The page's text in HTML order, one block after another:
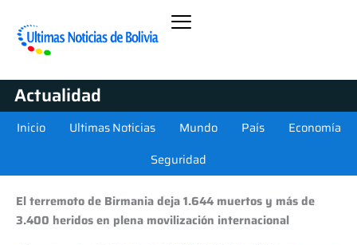
Actualidad
Inicio Ultimas Noticias Mundo País
Economía
Seguridad
El terremoto de Birmania deja 1.644 muertos y más de
3.400 heridos en plena movilización internacional